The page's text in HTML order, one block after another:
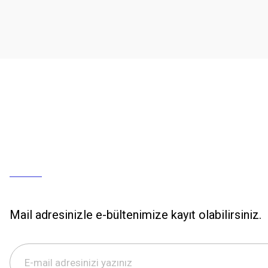
Mail adresinizle e-bültenimize kayıt olabilirsiniz.